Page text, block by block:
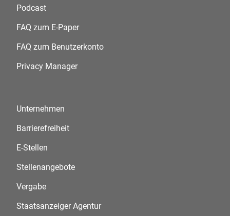
Podcast
FAQ zum E-Paper
FAQ zum Benutzerkonto
Privacy Manager
Unternehmen
Barrierefreiheit
E-Stellen
Stellenangebote
Vergabe
Staatsanzeiger Agentur